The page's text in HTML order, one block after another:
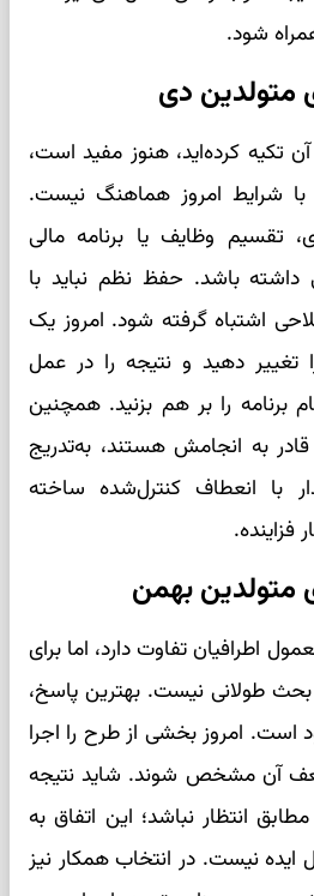
شود.
متولدین دی
تکیه کرده‌اید، هنوز مفید است،
شرایط امروز هماهنگ نیست.
وظایف یا برنامه مالی
داشته باشد. حفظ نظم نباید با
اشتباه گرفته شود. امروز یک
دهید و نتیجه را در عمل
برنامه را بر هم بزنید. همچنین
به انجامش هستند، به‌تدریج
با انعطاف کنترل‌شده ساخته
متولدین بهمن
اطرافیان تفاوت دارد، اما برای
بحث طولانی نیست. بهترین پاسخ،
امروز بخشی از طرح را اجرا
آن مشخص شوند. شاید نتیجه
انتظار نباشد؛ این اتفاق به
نیست. در انتخاب همکار نیز